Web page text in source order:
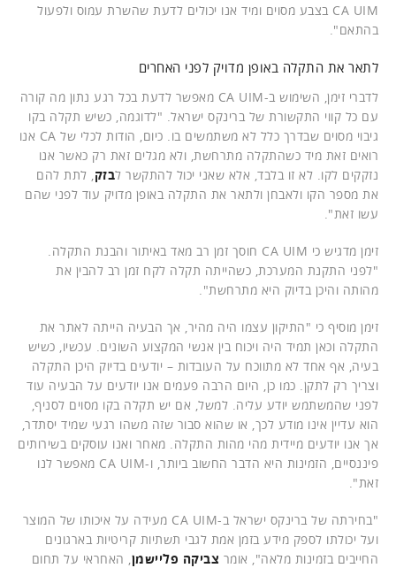
CA UIM בצבע מסוים ומיד אנו יכולים לדעת שהשרת עמוס ולפעול
בהתאם".
לתאר את התקלה באופן מדויק לפני האחרים
לדברי זימן, השימוש ב-CA UIM מאפשר לדעת בכל רגע נתון מה קורה
עם כל קווי התקשורת של ברינקס ישראל. "לדוגמה, כשיש תקלה בקו
גיבוי מסוים שבדרך כלל לא משתמשים בו. כיום, הודות לכלי של CA אנו
רואים זאת מיד כשהתקלה מתרחשת, ולא מגלים זאת רק כאשר אנו
נזקקים לקו. לא זו בלבד, אלא שאני יכול להתקשר לבזק , לתת להם
את מספר הקו ולאבחן ולתאר את התקלה באופן מדויק עוד לפני שהם
עשו זאת".
זימן מדגיש כי CA UIM חוסך זמן רב מאד באיתור והבנת התקלה.
"לפני התקנת המערכת, כשהייתה תקלה לקח זמן רב להבין את
מהותה והיכן בדיוק היא מתרחשת".
זימן מוסיף כי "התיקון עצמו היה מהיר, אך הבעיה הייתה לאתר את
התקלה וכאן תמיד היה ויכוח בין אנשי המקצוע השונים. עכשיו, כשיש
בעיה, אף אחד לא מתווכח על העובדות – יודעים בדיוק היכן התקלה
וצריך רק לתקן. כמו כן, היום הרבה פעמים אנו יודעים על הבעיה עוד
לפני שהמשתמש יודע עליה. למשל, אם יש תקלה בקו מסוים לסניף,
הוא עדיין אינו מודע לכך, או שהוא סבור שזה משהו רגעי שמיד יסתדר,
אך אנו יודעים מיידית מהי מהות התקלה. מאחר ואנו עוסקים בשירותים
פיננסיים, הזמינות היא הדבר החשוב ביותר, ו-CA UIM מאפשר לנו
זאת".
"בחירתה של ברינקס ישראל ב-CA UIM מעידה על איכותו של המוצר
ועל יכולתו לספק מידע בזמן אמת לגבי תשתיות קריטיות בארגונים
החייבים בזמינות מלאה", אומר צביקה פליישמן , האחראי על תחום